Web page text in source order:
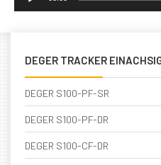
DEGER TRACKER
DEGER S100-PF-SR
DEGER S100-PF-DR
DEGER S100-CF-DR